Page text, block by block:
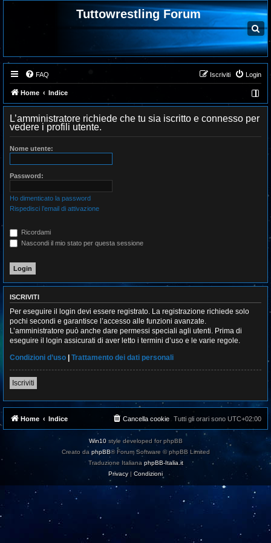
Tuttowrestling Forum
C
e
r
c
a
FAQ Login
Iscriviti
Home Indice
L’amministratore richiede che tu sia iscritto e connesso per
vedere i profili utente.
Nome utente:
Password:
Ho dimenticato la password
Rispedisci l’email di attivazione
Ricordami
Nascondi il mio stato per questa sessione
ISCRIVITI
Per eseguire il login devi essere registrato. La registrazione richiede solo
pochi secondi e garantisce l’accesso alle funzioni avanzate.
L’amministratore può anche dare permessi speciali agli utenti. Prima di
eseguire il login assicurati di aver letto i termini d’uso e le varie regole.
Condizioni d’uso | Trattamento dei dati personali
Iscriviti
Home Indice Tutti gli orari sono UTC+02:00
Cancella cookie
Win10style developed for phpBB
Creato da phpBB® Forum Software © phpBB Limited
Traduzione Italiana phpBB-Italia.it
Privacy | Condizioni